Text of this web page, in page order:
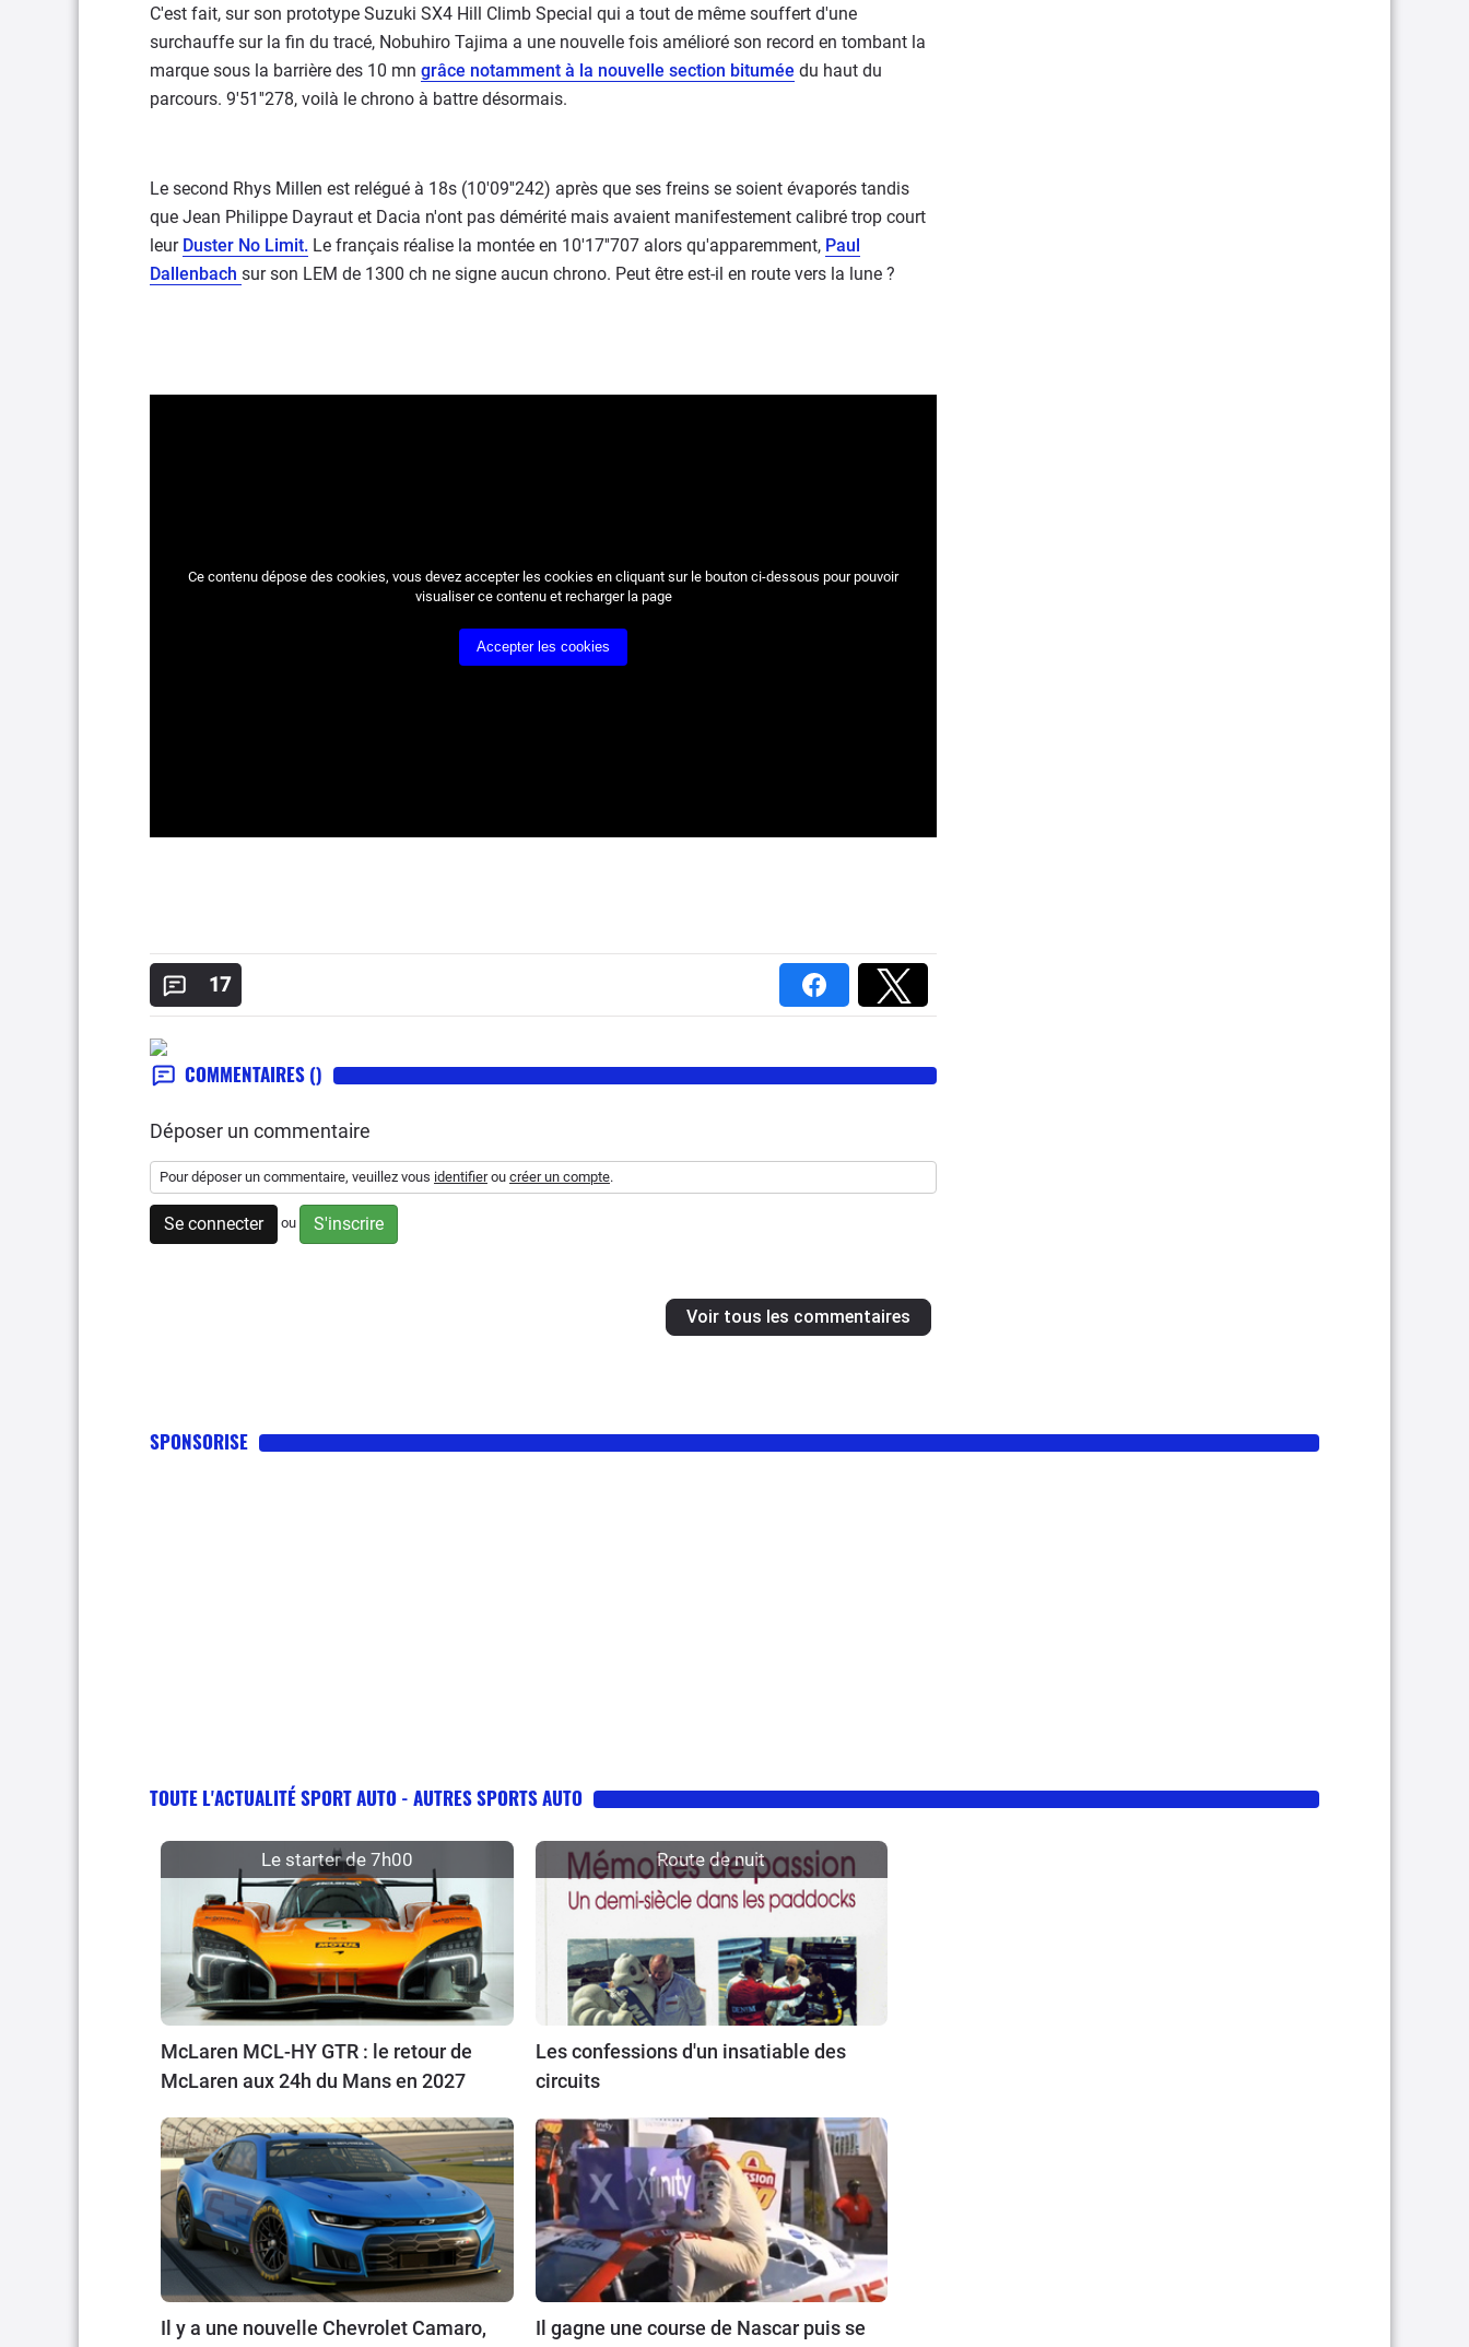
C'est fait, sur son prototype Suzuki SX4 Hill Climb Special qui a tout de même souffert d'une
surchauffe sur la fin du tracé, Nobuhiro Tajima a une nouvelle fois amélioré son record en tombant la
marque sous la barrière des 10 mn grâce notamment à la nouvelle section bitumée du haut du
parcours. 9'51''278, voilà le chrono à battre désormais.
Le second Rhys Millen est relégué à 18s (10'09''242) après que ses freins se soient évaporés tandis
que Jean Philippe Dayraut et Dacia n'ont pas démérité mais avaient manifestement calibré trop court
leur Duster No Limit. Le français réalise la montée en 10'17''707 alors qu'apparemment, Paul
Dallenbach sur son LEM de 1300 ch ne signe aucun chrono. Peut être est-il en route vers la lune ?
Ce contenu dépose des cookies, vous devez accepter les cookies en cliquant sur le bouton ci-dessous pour pouvoir
visualiser ce contenu et recharger la page
Accepter les cookies
17
COMMENTAIRES ()
Déposer un commentaire
Pour déposer un commentaire, veuillez vous identifierou créer un compte.
Se connecter ou S'inscrire
Voir tous les commentaires
SPONSORISE
TOUTE L'ACTUALITÉ SPORT AUTO - AUTRES SPORTS AUTO
Le starter de 7h00
McLaren MCL-HY GTR : le retour de
McLaren aux 24h du Mans en 2027
Route de nuit
Les confessions d'un insatiable des
circuits
Il y a une nouvelle Chevrolet Camaro,
Il gagne une course de Nascar puis se